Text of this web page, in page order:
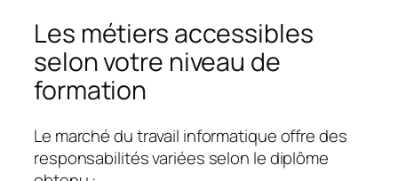
Les métiers accessibles
selon votre niveau de
formation
Le marché du travail informatique offre des
responsabilités variées selon le diplôme